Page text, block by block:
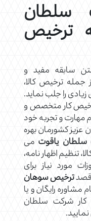
سلطان
ترخیص
سابقه مفید و
جمله ترخیص کالا،
را جلب نماید.
کار متخصص و
مهارت و تجربه خود
عزیز کشورمان بهره
سلطان یاقوت می
تنظیم اظهار نامه،
مورد نیاز برای
قصدترخیص سوهان
مشاوره رایگان و یا
کار شرکت سلطان